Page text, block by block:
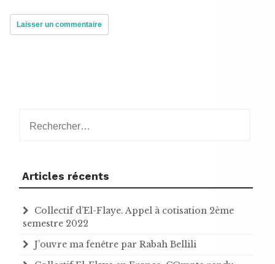
Articles récents
Collectif d’El-Flaye. Appel à cotisation 2ème
semestre 2022
J’ouvre ma fenêtre par Rabah Bellili